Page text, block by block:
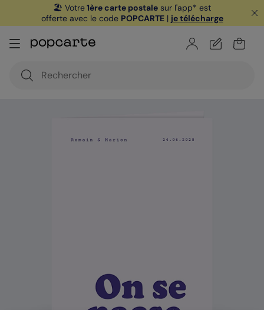
🏖️ Votre1ère carte postale sur l'app* est
offerte avec le code POPCARTE| je télécharge